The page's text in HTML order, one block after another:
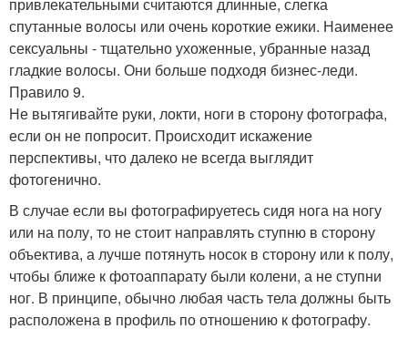
привлекательными считаются длинные, слегка
спутанные волосы или очень короткие ежики. Наименее
сексуальны - тщательно ухоженные, убранные назад
гладкие волосы. Они больше подходя бизнес-леди.
Правило 9.
Не вытягивайте руки, локти, ноги в сторону фотографа,
если он не попросит. Происходит искажение
перспективы, что далеко не всегда выглядит
фотогенично.
В случае если вы фотографируетесь сидя нога на ногу
или на полу, то не стоит направлять ступню в сторону
объектива, а лучше потянуть носок в сторону или к полу,
чтобы ближе к фотоаппарату были колени, а не ступни
ног. В принципе, обычно любая часть тела должны быть
расположена в профиль по отношению к фотографу.